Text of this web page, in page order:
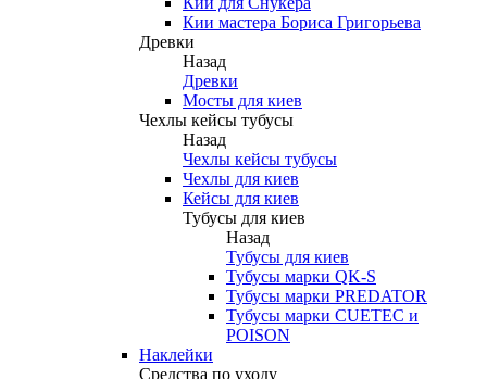
Кии мастера Бориса Григорьева
Древки
Назад
Древки
Мосты для киев
Чехлы кейсы тубусы
Назад
Чехлы кейсы тубусы
Чехлы для киев
Кейсы для киев
Тубусы для киев
Назад
Тубусы для киев
Тубусы марки QK-S
Тубусы марки PREDATOR
Тубусы марки CUETEC и
POISON
Наклейки
Средства по уходу